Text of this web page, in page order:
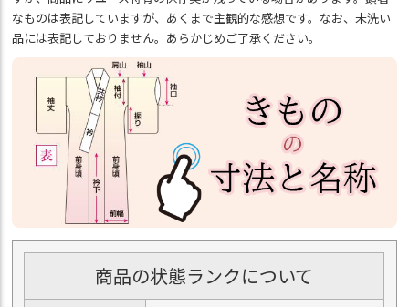
なものは表記していますが、あくまで主観的な感想です。なお、未洗い
品には表記しておりません。あらかじめご了承ください。
商品の状態ランクについて